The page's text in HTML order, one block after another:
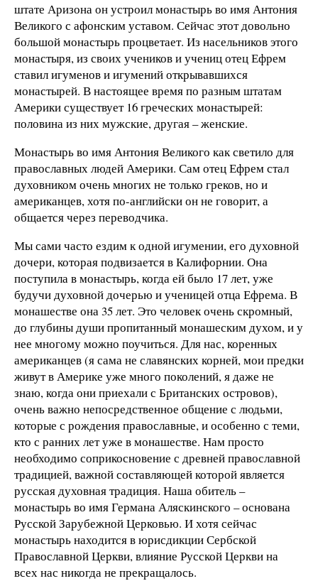
штате Аризона он устроил монастырь во имя Антония
Великого с афонским уставом. Сейчас этот довольно
большой монастырь процветает. Из насельников этого
монастыря, из своих учеников и учениц отец Ефрем
ставил игуменов и игумений открывавшихся
монастырей. В настоящее время по разным штатам
Америки существует 16 греческих монастырей:
половина из них мужские, другая – женские.
Монастырь во имя Антония Великого как светило для
православных людей Америки. Сам отец Ефрем стал
духовником очень многих не только греков, но и
американцев, хотя по-английски он не говорит, а
общается через переводчика.
Мы сами часто ездим к одной игумении, его духовной
дочери, которая подвизается в Калифорнии. Она
поступила в монастырь, когда ей было 17 лет, уже
будучи духовной дочерью и ученицей отца Ефрема. В
монашестве она 35 лет. Это человек очень скромный,
до глубины души пропитанный монашеским духом, и у
нее многому можно поучиться. Для нас, коренных
американцев (я сама не славянских корней, мои предки
живут в Америке уже много поколений, я даже не
знаю, когда они приехали с Британских островов),
очень важно непосредственное общение с людьми,
которые с рождения православные, и особенно с теми,
кто с ранних лет уже в монашестве. Нам просто
необходимо соприкосновение с древней православной
традицией, важной составляющей которой является
русская духовная традиция. Наша обитель –
монастырь во имя Германа Аляскинского – основана
Русской Зарубежной Церковью. И хотя сейчас
монастырь находится в юрисдикции Сербской
Православной Церкви, влияние Русской Церкви на
всех нас никогда не прекращалось.